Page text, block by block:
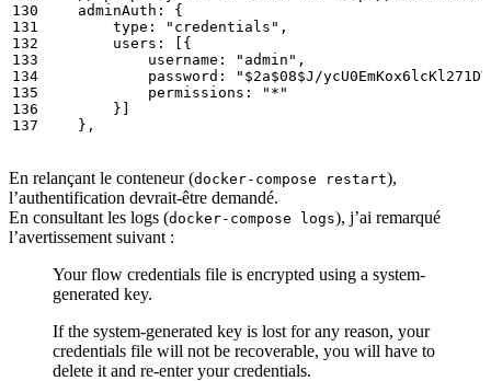
adminAuth:
{
type:
"credentials" ,
users:
[{
username:
"admin" ,
password:
"$2a$08$J/
permissions:
"*"
} ]
},
En relançant le conteneur (docker-compose restart),
l’authentification devrait-être demandé.
En consultant les logs (docker-compose logs), j’ai remarqué
l’avertissement suivant :
Your flow credentials file is encrypted using a system-
generated key.
If the system-generated key is lost for any reason, your
credentials file will not be recoverable, you will have to
delete it and re-enter your credentials.